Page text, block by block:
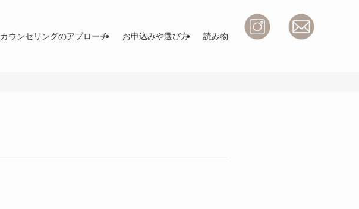
カウンセリングのアプローチ お申込みや選び方 読み物